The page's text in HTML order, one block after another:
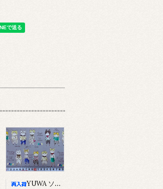
YUWA ソバカスキッズ Rough sketch（グレー）